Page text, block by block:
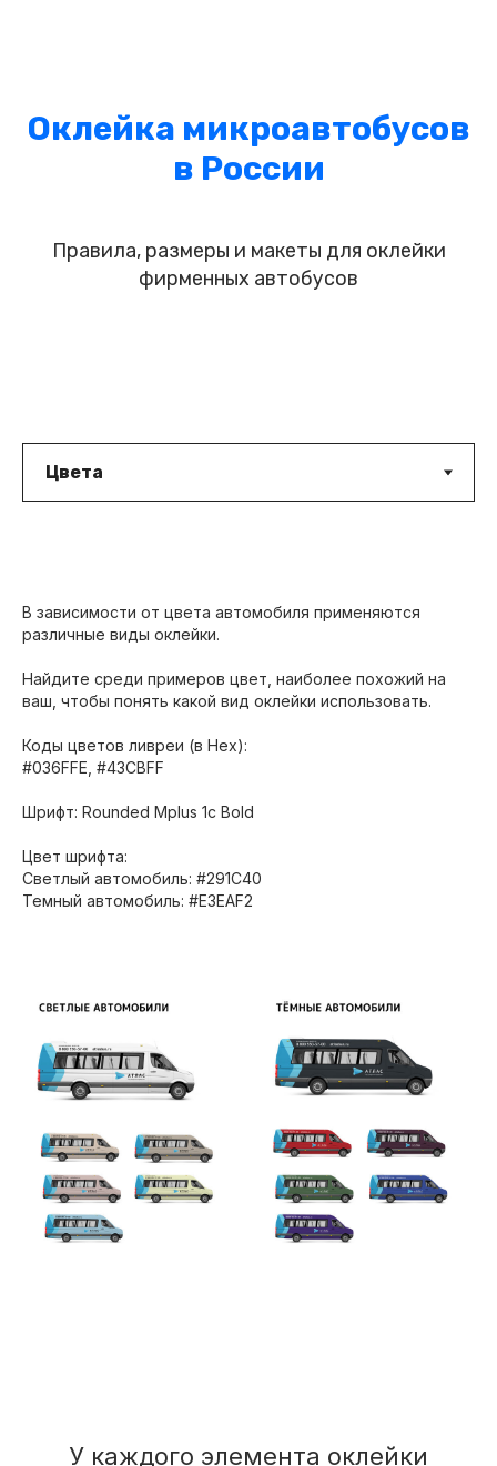
Оклейка микроавтобусов
в России
Правила, размеры и макеты для оклейки
фирменных автобусов
В зависимости от цвета автомобиля применяются
различные виды оклейки.
Найдите среди примеров цвет, наиболее похожий на
ваш, чтобы понять какой вид оклейки использовать.
Коды цветов ливреи (в Hex):
#036FFE, #43CBFF
Шрифт: Rounded Mplus 1c Bold
Цвет шрифта:
Светлый автомобиль: #291C40
Темный автомобиль: #E3EAF2
У каждого элемента оклейки